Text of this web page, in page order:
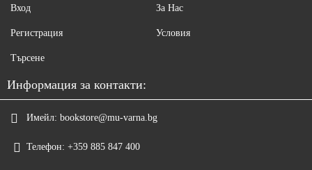
Вход
Регистрация
Търсене
За Нас
Условия
Информация за контакти:
Имейл: bookstore@mu-varna.bg
Телефон: +359 885 847 400